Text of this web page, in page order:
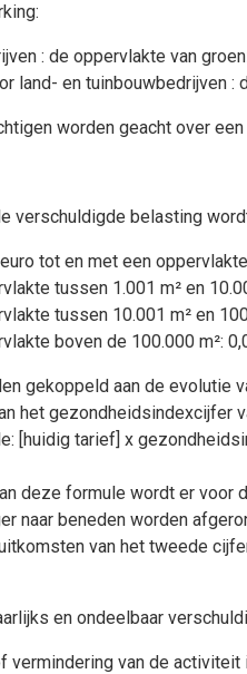
: de oppervlakte van
land- en tuinbouwbedrijven :
worden geacht over
verschuldigde belasting
tot en met een
tussen 1.001 m² en
tussen 10.001 m² en
boven de 100.000 m²:
gekoppeld aan de evolutie
het gezondheidsindexcijfer
[huidig tarief] x
deze formule wordt er voor
naar beneden worden
van het tweede
en ondeelbaar
van de